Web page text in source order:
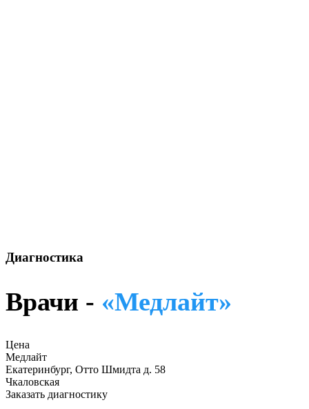
Диагностика
Врачи - «Медлайт»
Цена
Медлайт
Екатеринбург, Отто Шмидта д. 58
Чкаловская
Заказать диагностику